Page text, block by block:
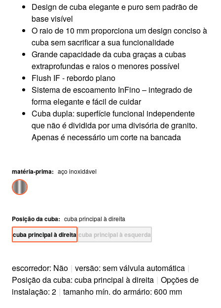
Design de cuba elegante e puro sem padrão de
base visível
O raio de 10 mm proporciona um design conciso à
cuba sem sacrificar a sua funcionalidade
Grande capacidade da cuba graças a cubas
extraprofundas e raios o menores possível
Flush IF - rebordo plano
Sistema de escoamento InFino – integrado de
forma elegante e fácil de cuidar
Cuba dupla: superfície funcional independente
que não é dividida por uma divisória de granito.
Apenas é necessário um corte na bancada
matéria-prima: aço inoxidável
Posição da cuba: cuba principal à direita
cuba principal à direita cuba principal à esquerda
escorredor: Não | versão: sem válvula automática |
Posição da cuba: cuba principal à direita | Opções de
instalação: 2 | tamanho mín. do armário: 600 mm